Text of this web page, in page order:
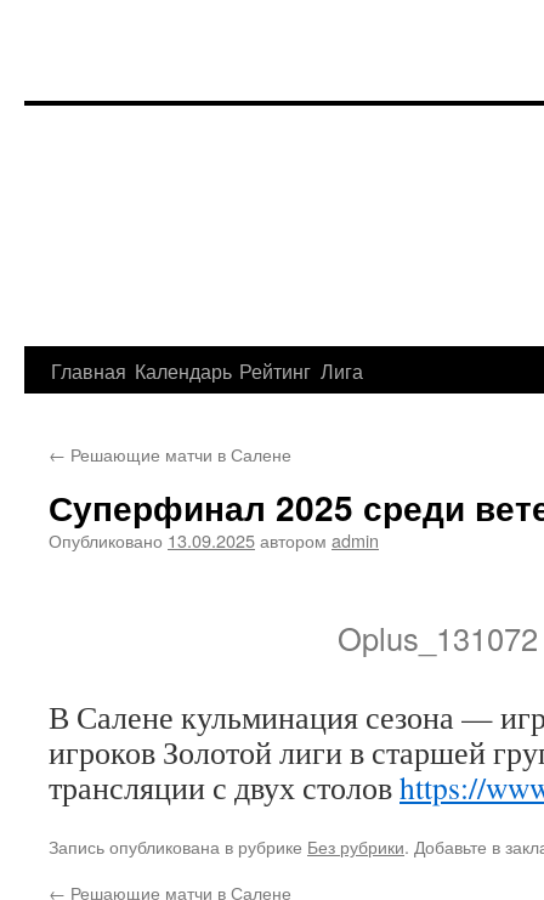
Перейти
содержимому
Главная Календарь Рейтинг Лига
← Решающие матчи в Салене
Суперфинал 2025 среди
Опубликовано 13.09.2025автором admin
Oplus_131072
В Салене кульминация сезона —
игроков Золотой лиги в старшей
трансляции с двух столовhttps://
Запись опубликована в рубрике Без рубрики. Добавьте в
← Решающие матчи в Салене